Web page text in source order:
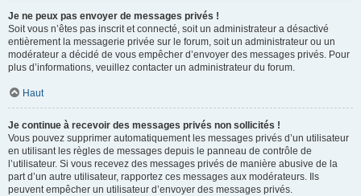
Je ne peux pas envoyer de messages privés !
Soit vous n’êtes pas inscrit et connecté, soit un administrateur a désactivé
entièrement la messagerie privée sur le forum, soit un administrateur ou un
modérateur a décidé de vous empêcher d’envoyer des messages privés. Pour
plus d’informations, veuillez contacter un administrateur du forum.
Haut
Je continue à recevoir des messages privés non sollicités !
Vous pouvez supprimer automatiquement les messages privés d’un utilisateur
en utilisant les règles de messages depuis le panneau de contrôle de
l’utilisateur. Si vous recevez des messages privés de manière abusive de la
part d’un autre utilisateur, rapportez ces messages aux modérateurs. Ils
peuvent empêcher un utilisateur d’envoyer des messages privés.